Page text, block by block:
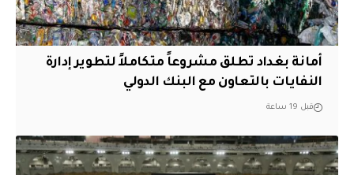
أمانة بغداد تطلق مشروعاً متكاملاً لتطوير إدارة
النفايات بالتعاون مع البنك الدولي
قبل 19 ساعة